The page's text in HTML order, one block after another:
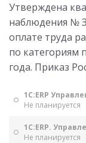
Утверждена
наблюдения №
оплате труда
по категориям
года. Приказ
1С:ERP
Не планируется
1С:ERP.
Не планируется